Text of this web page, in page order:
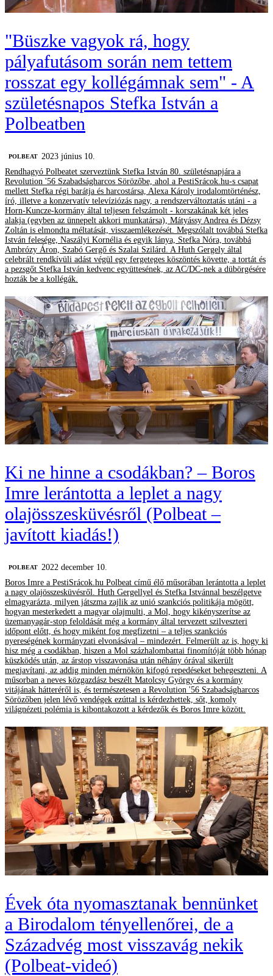
"Büszke vagyok rá, hogy
pályafutásom során nem tettem
rosszat egy kollégámnak sem" - A
születésnapos Stefka István a
Polbeatben
‎POLBEAT
2023 június 10.
Rendhagyó Polbeatet szerveztünk Stefka István 80. születésnapjára a
Revolution '56 Szabadságharcos Sörözőbe, ahol a PestiSrácok.hu-s csapat
mellett Stefka régi barátja és harcostársa, Alexa Károly irodalomtörténész,
író, illetve a konzervatív televíziózás nagy, a rendszerváltoztatás utáni - a
Horn-Kuncze-kormány által teljesen felszámolt - korszakának két jeles
alakja (egyben az ünnepelt akkori munkatársa), Mátyássy Andrea és Dézsy
Zoltán is elmondta méltatását, visszaemlékezését. Megszólalt továbbá Stefka
István felesége, Naszályi Kornélia és egyik lánya, Stefka Nóra, továbbá
Ambrózy Áron, Szabó Gergő és Szalai Szilárd. A Huth Gergely által
celebrált rendkívüli adást végül egy fergeteges köszöntés követte, a tortát és
a pezsgőt Stefka István kedvenc együttesének, az AC/DC-nek a dübörgésére
hozták be a kollégák.
Ki ne hinne a csodákban? – Boros
Imre lerántotta a leplet a nagy
olajösszesküvésről (Polbeat –
javított kiadás!)
‎POLBEAT 2022 december 10.
Boros Imre a PestiSrácok.hu Polbeat című élő műsorában lerántotta a leplet
a nagy olajösszesküvésről. Huth Gergellyel és Stefka Istvánnal beszélgetve
elmagyarázta, milyen játszma zajlik az unió szankciós politikája mögött,
hogyan mesterkedett a magyar olajmulti, a Mol, hogy kikényszerítse az
üzemanyagár-stop feloldását még a kormány által tervezett szilveszteri
időpont előtt, és hogy miként fog megfizetni – a teljes szankciós
nyereségének kormányzati elvonásával – mindezért. Felmerült az is, hogy ki
hisz még a csodákban, hiszen a Mol százhalombattai finomítóját több hónap
küszködés után, az árstop visszavonása után néhány órával sikerült
megjavítani, az addig minden mérnökön kifogó repedéseket behegeszteni. A
műsorban a neves közgazdász beszélt Matolcsy György és a kormány
vitájának hátteréről is, és természetesen a Revolution '56 Szabadságharcos
Sörözőben jelen lévő vendégek ezúttal is kérdezhettek, sőt, komoly
világnézeti polémia is kibontakozott a kérdezők és Boros Imre között.
Évek óta nyomasztanak bennünket
a Birodalom tényellenőrei, de a
Századvég most visszavág nekik
(Polbeat-videó)